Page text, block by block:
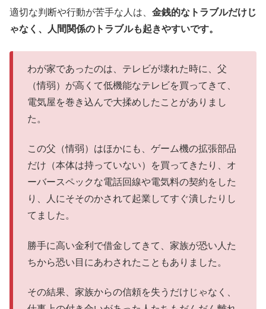
適切な判断や行動が苦手な人は、 金銭的なトラブルだけじ
ゃなく、人間関係のトラブルも起きやすいです。
わが家であったのは、テレビが壊れた時に、父
（情弱）が高くて低機能なテレビを買ってきて、
電気屋を巻き込んで大揉めしたことがありまし
た。
この父（情弱）はほかにも、ゲーム機の拡張部品
だけ（本体は持っていない）を買ってきたり、オ
ーバースペックな電話回線や電気料の契約をした
り、人にそそのかされて起業してすぐ潰したりし
てました。
勝手に高い金利で借金してきて、家族が恐い人た
ちから恐い目にあわされたこともありました。
その結果、家族からの信頼を失うだけじゃなく、